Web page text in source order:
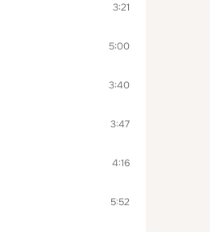
3:21
5:00
3:40
3:47
4:16
5:52